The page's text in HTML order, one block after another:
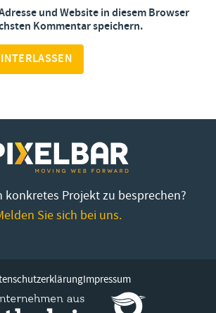
und Website in diesem Browser
Kommentar speichern.
konkretes Projekt zu besprechen?
Sie sich bei uns.
Impressum